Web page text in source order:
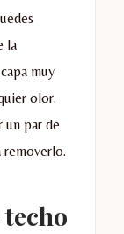
la
muy
olor.
un par de
removerlo.